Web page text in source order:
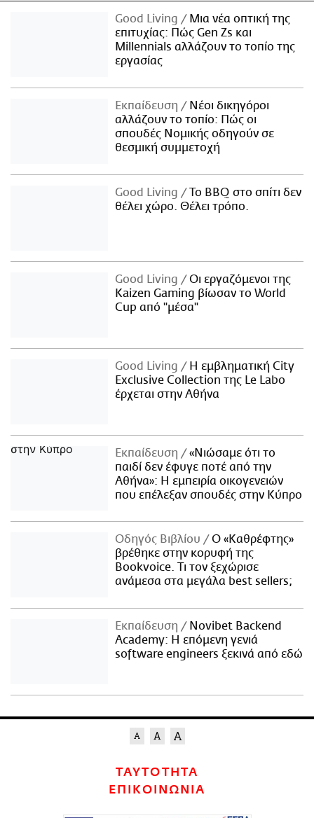
Good Living
Μια νέα οπτική της
επιτυχίας: Πώς Gen Zs και
Millennials αλλάζουν το τοπίο της
εργασίας
Εκπαίδευση
Νέοι δικηγόροι
αλλάζουν το τοπίο: Πώς οι
σπουδές Νομικής οδηγούν σε
θεσμική συμμετοχή
Good Living
Το BBQ στο σπίτι δεν
θέλει χώρο. Θέλει τρόπο.
Good Living
Οι εργαζόμενοι της
Kaizen Gaming βίωσαν το World
Cup από "μέσα"
Good Living
Η εμβληματική City
Exclusive Collection της Le Labo
έρχεται στην Αθήνα
Εκπαίδευση
«Νιώσαμε ότι το
παιδί δεν έφυγε ποτέ από την
Αθήνα»: Η εμπειρία οικογενειών
που επέλεξαν σπουδές στην Κύπρο
Οδηγός Βιβλίου
Ο «Καθρέφτης»
βρέθηκε στην κορυφή της
Bookvoice. Τι τον ξεχώρισε
ανάμεσα στα μεγάλα best sellers;
Εκπαίδευση
Novibet Backend
Academy: Η επόμενη γενιά
software engineers ξεκινά από εδώ
ΤΑΥΤΟΤΗΤΑ
ΕΠΙΚΟΙΝΩΝΙΑ